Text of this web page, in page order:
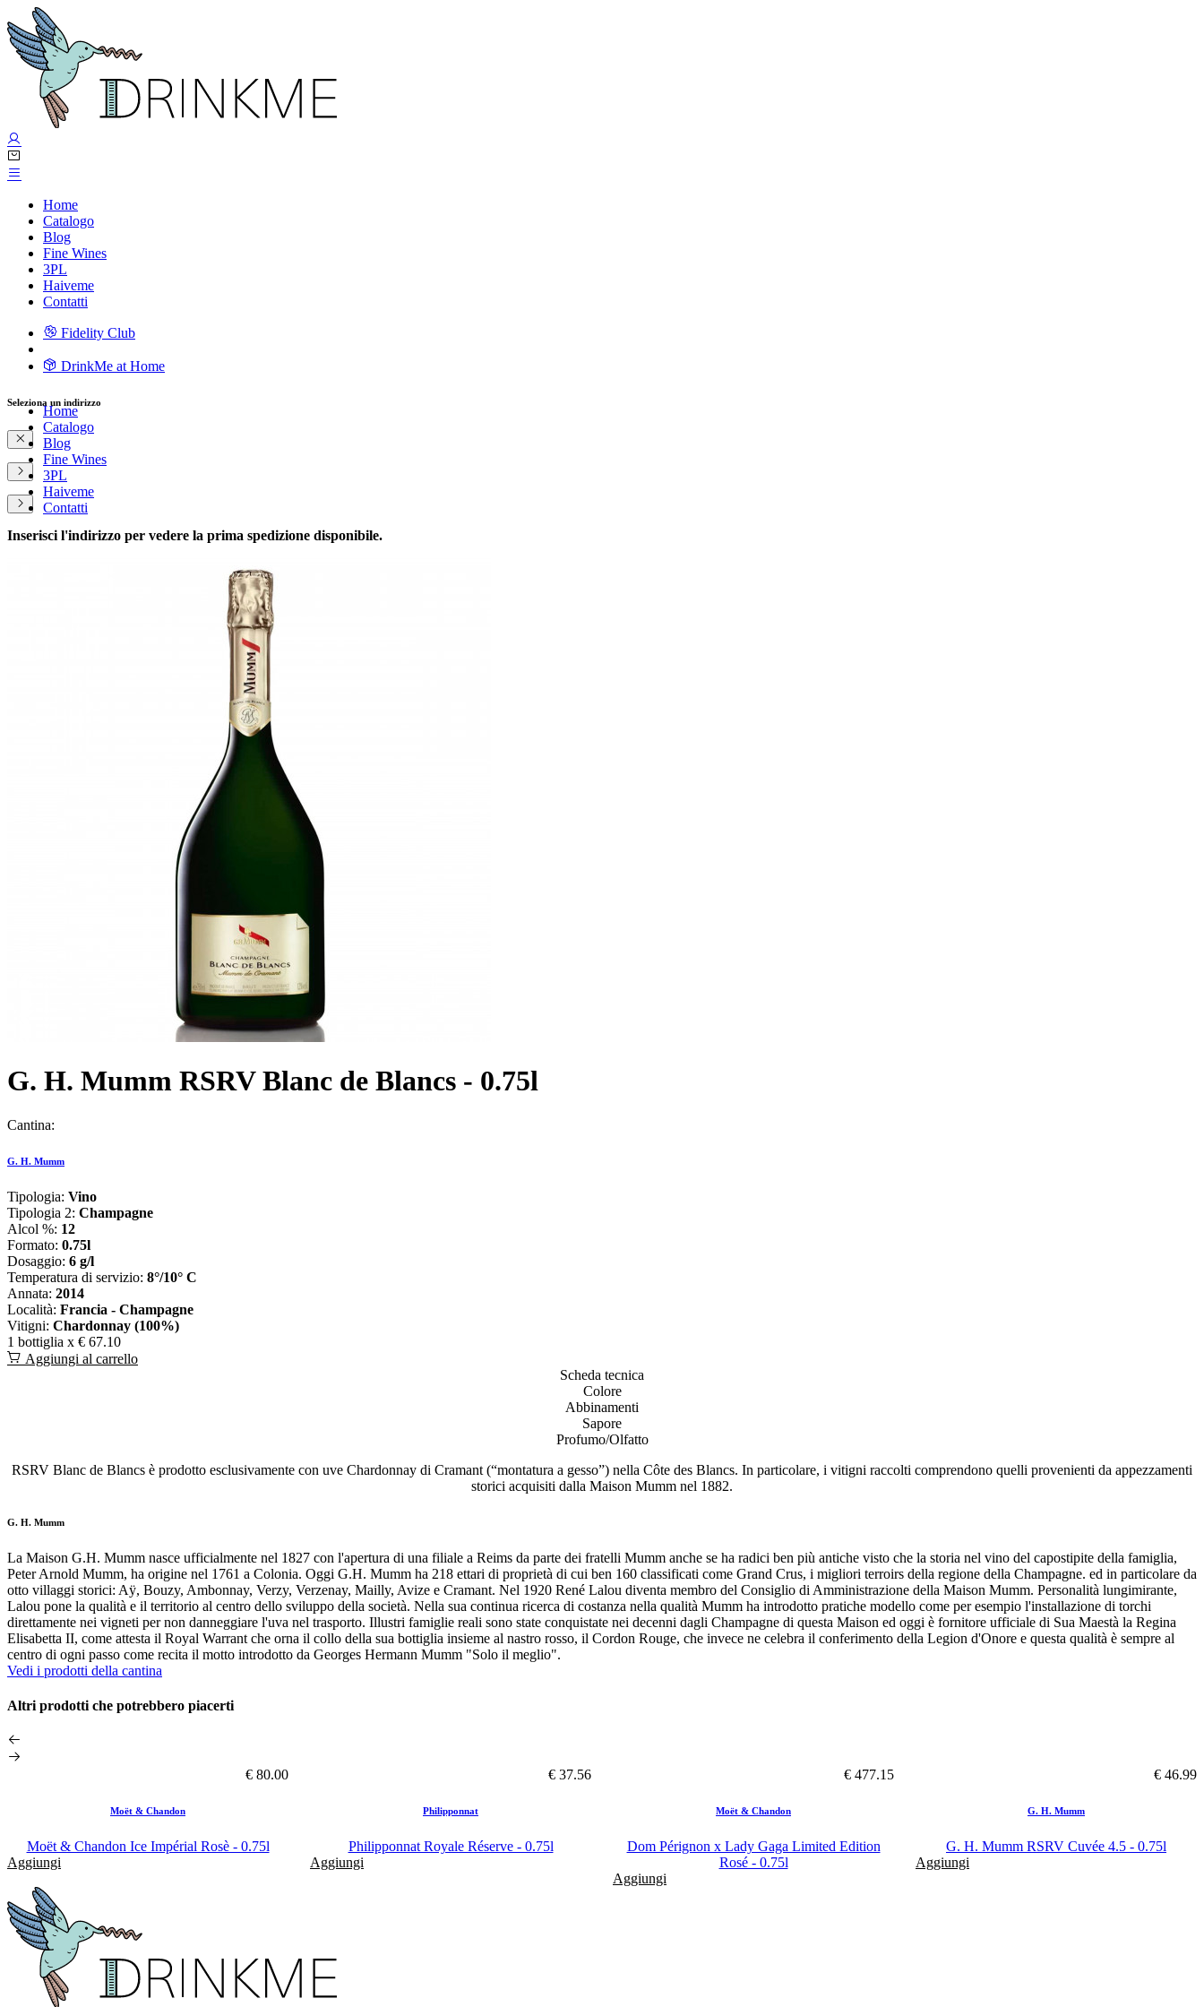
Home
Catalogo
Blog
Fine Wines
3PL
Haiveme
Contatti
Fidelity Club
DrinkMe at Home
Home
Catalogo
Blog
Fine Wines
3PL
Haiveme
Contatti
Seleziona un indirizzo
Inserisci l'indirizzo per vedere la prima spedizione disponibile.
G. H. Mumm RSRV Blanc de Blancs - 0.75l
Cantina:
G. H. Mumm
Tipologia: Vino
Tipologia 2: Champagne
Alcol %: 12
Formato: 0.75l
Dosaggio: 6 g/l
Temperatura di servizio: 8°/10° C
Annata: 2014
Località: Francia - Champagne
Vitigni: Chardonnay (100%)
1 bottiglia x € 67.10
Aggiungi al carrello
Scheda tecnica
Colore
Abbinamenti
Sapore
Profumo/Olfatto
RSRV Blanc de Blancs è prodotto esclusivamente con uve Chardonnay di Cramant (“montatura a gesso”) nella Côte des Blancs. In particolare, i vitigni raccolti comprendono quelli provenienti da appezzamenti
storici acquisiti dalla Maison Mumm nel 1882.
G. H. Mumm
La Maison G.H. Mumm nasce ufficialmente nel 1827 con l'apertura di una filiale a Reims da parte dei fratelli Mumm anche se ha radici ben più antiche visto che la storia nel vino del capostipite della famiglia,
Peter Arnold Mumm, ha origine nel 1761 a Colonia. Oggi G.H. Mumm ha 218 ettari di proprietà di cui ben 160 classificati come Grand Crus, i migliori terroirs della regione della Champagne. ed in particolare da
otto villaggi storici: Aÿ, Bouzy, Ambonnay, Verzy, Verzenay, Mailly, Avize e Cramant. Nel 1920 René Lalou diventa membro del Consiglio di Amministrazione della Maison Mumm. Personalità lungimirante,
Lalou pone la qualità e il territorio al centro dello sviluppo della società. Nella sua continua ricerca di costanza nella qualità Mumm ha introdotto pratiche modello come per esempio l'installazione di torchi
direttamente nei vigneti per non danneggiare l'uva nel trasporto. Illustri famiglie reali sono state conquistate nei decenni dagli Champagne di questa Maison ed oggi è fornitore ufficiale di Sua Maestà la Regina
Elisabetta II, come attesta il Royal Warrant che orna il collo della sua bottiglia insieme al nastro rosso, il Cordon Rouge, che invece ne celebra il conferimento della Legion d'Onore e questa qualità è sempre al
centro di ogni passo come recita il motto introdotto da Georges Hermann Mumm "Solo il meglio".
Vedi i prodotti della cantina
Altri prodotti che potrebbero piacerti
€ 80.00
Moët & Chandon
Moët & Chandon Ice Impérial Rosè - 0.75l
Aggiungi
€ 37.56
Philipponnat
Philipponnat Royale Réserve - 0.75l
Aggiungi
€ 477.15
Moët & Chandon
Dom Pérignon x Lady Gaga Limited Edition
Rosé - 0.75l
Aggiungi
€ 46.99
G. H. Mumm
G. H. Mumm RSRV Cuvée 4.5 - 0.75l
Aggiungi